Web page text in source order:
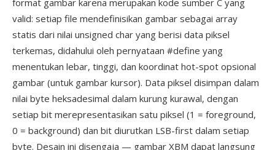
format gambar karena merupakan kode sumber C yang
valid: setiap file mendefinisikan gambar sebagai array
statis dari nilai unsigned char yang berisi data piksel
terkemas, didahului oleh pernyataan #define yang
menentukan lebar, tinggi, dan koordinat hot-spot opsional
gambar (untuk gambar kursor). Data piksel disimpan dalam
nilai byte heksadesimal dalam kurung kurawal, dengan
setiap bit merepresentasikan satu piksel (1 = foreground,
0 = background) dan bit diurutkan LSB-first dalam setiap
byte. Desain ini disengaja — gambar XBM dapat langsung